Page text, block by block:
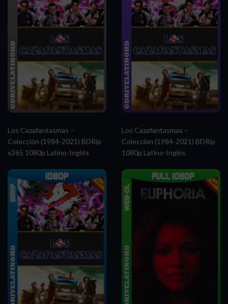
Los Cazafantasmas –
Colección (1984-2021) BDRip
x265 1080p Latino-Inglés
Los Cazafantasmas –
Colección (1984-2021) BDRip
1080p Latino-Inglés